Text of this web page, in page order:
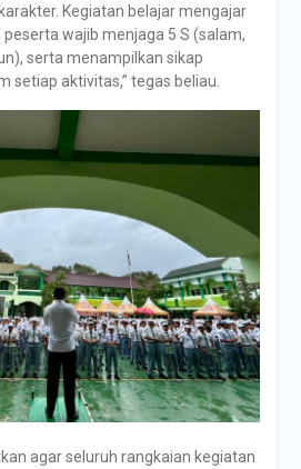
Kegiatan belajar mengajar
wajib menjaga 5 S (salam,
serta menampilkan sikap
setiap aktivitas,” tegas beliau.
agar seluruh rangkaian kegiatan